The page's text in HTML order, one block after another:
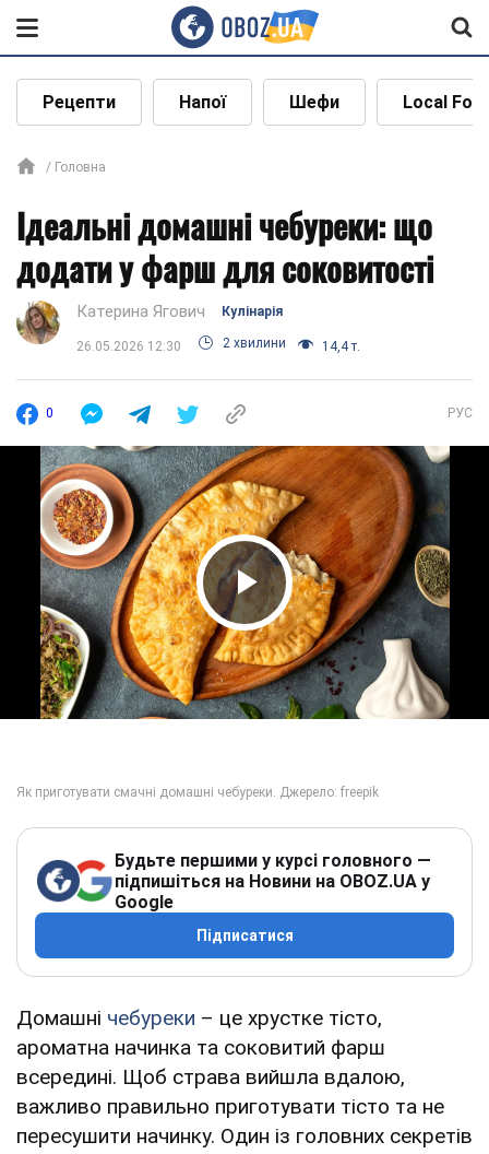
Рецепти Напої Шефи Local
Головна
Ідеальні домашні чебуреки: що
додати у фарш для соковитості
Катерина Ягович Кулінарія
26.05.2026 12:30 2 хвилини 14,4 т.
0 РУС
Play Video
Будьте першими у курсі головного —
підпишіться на Новини на OBOZ.UA у
Google
Підписатися
Домашні чебуреки – це хрустке тісто,
ароматна начинка та соковитий фарш
всередині. Щоб страва вийшла вдалою,
важливо правильно приготувати тісто та не
пересушити начинку. Один із головних секретів